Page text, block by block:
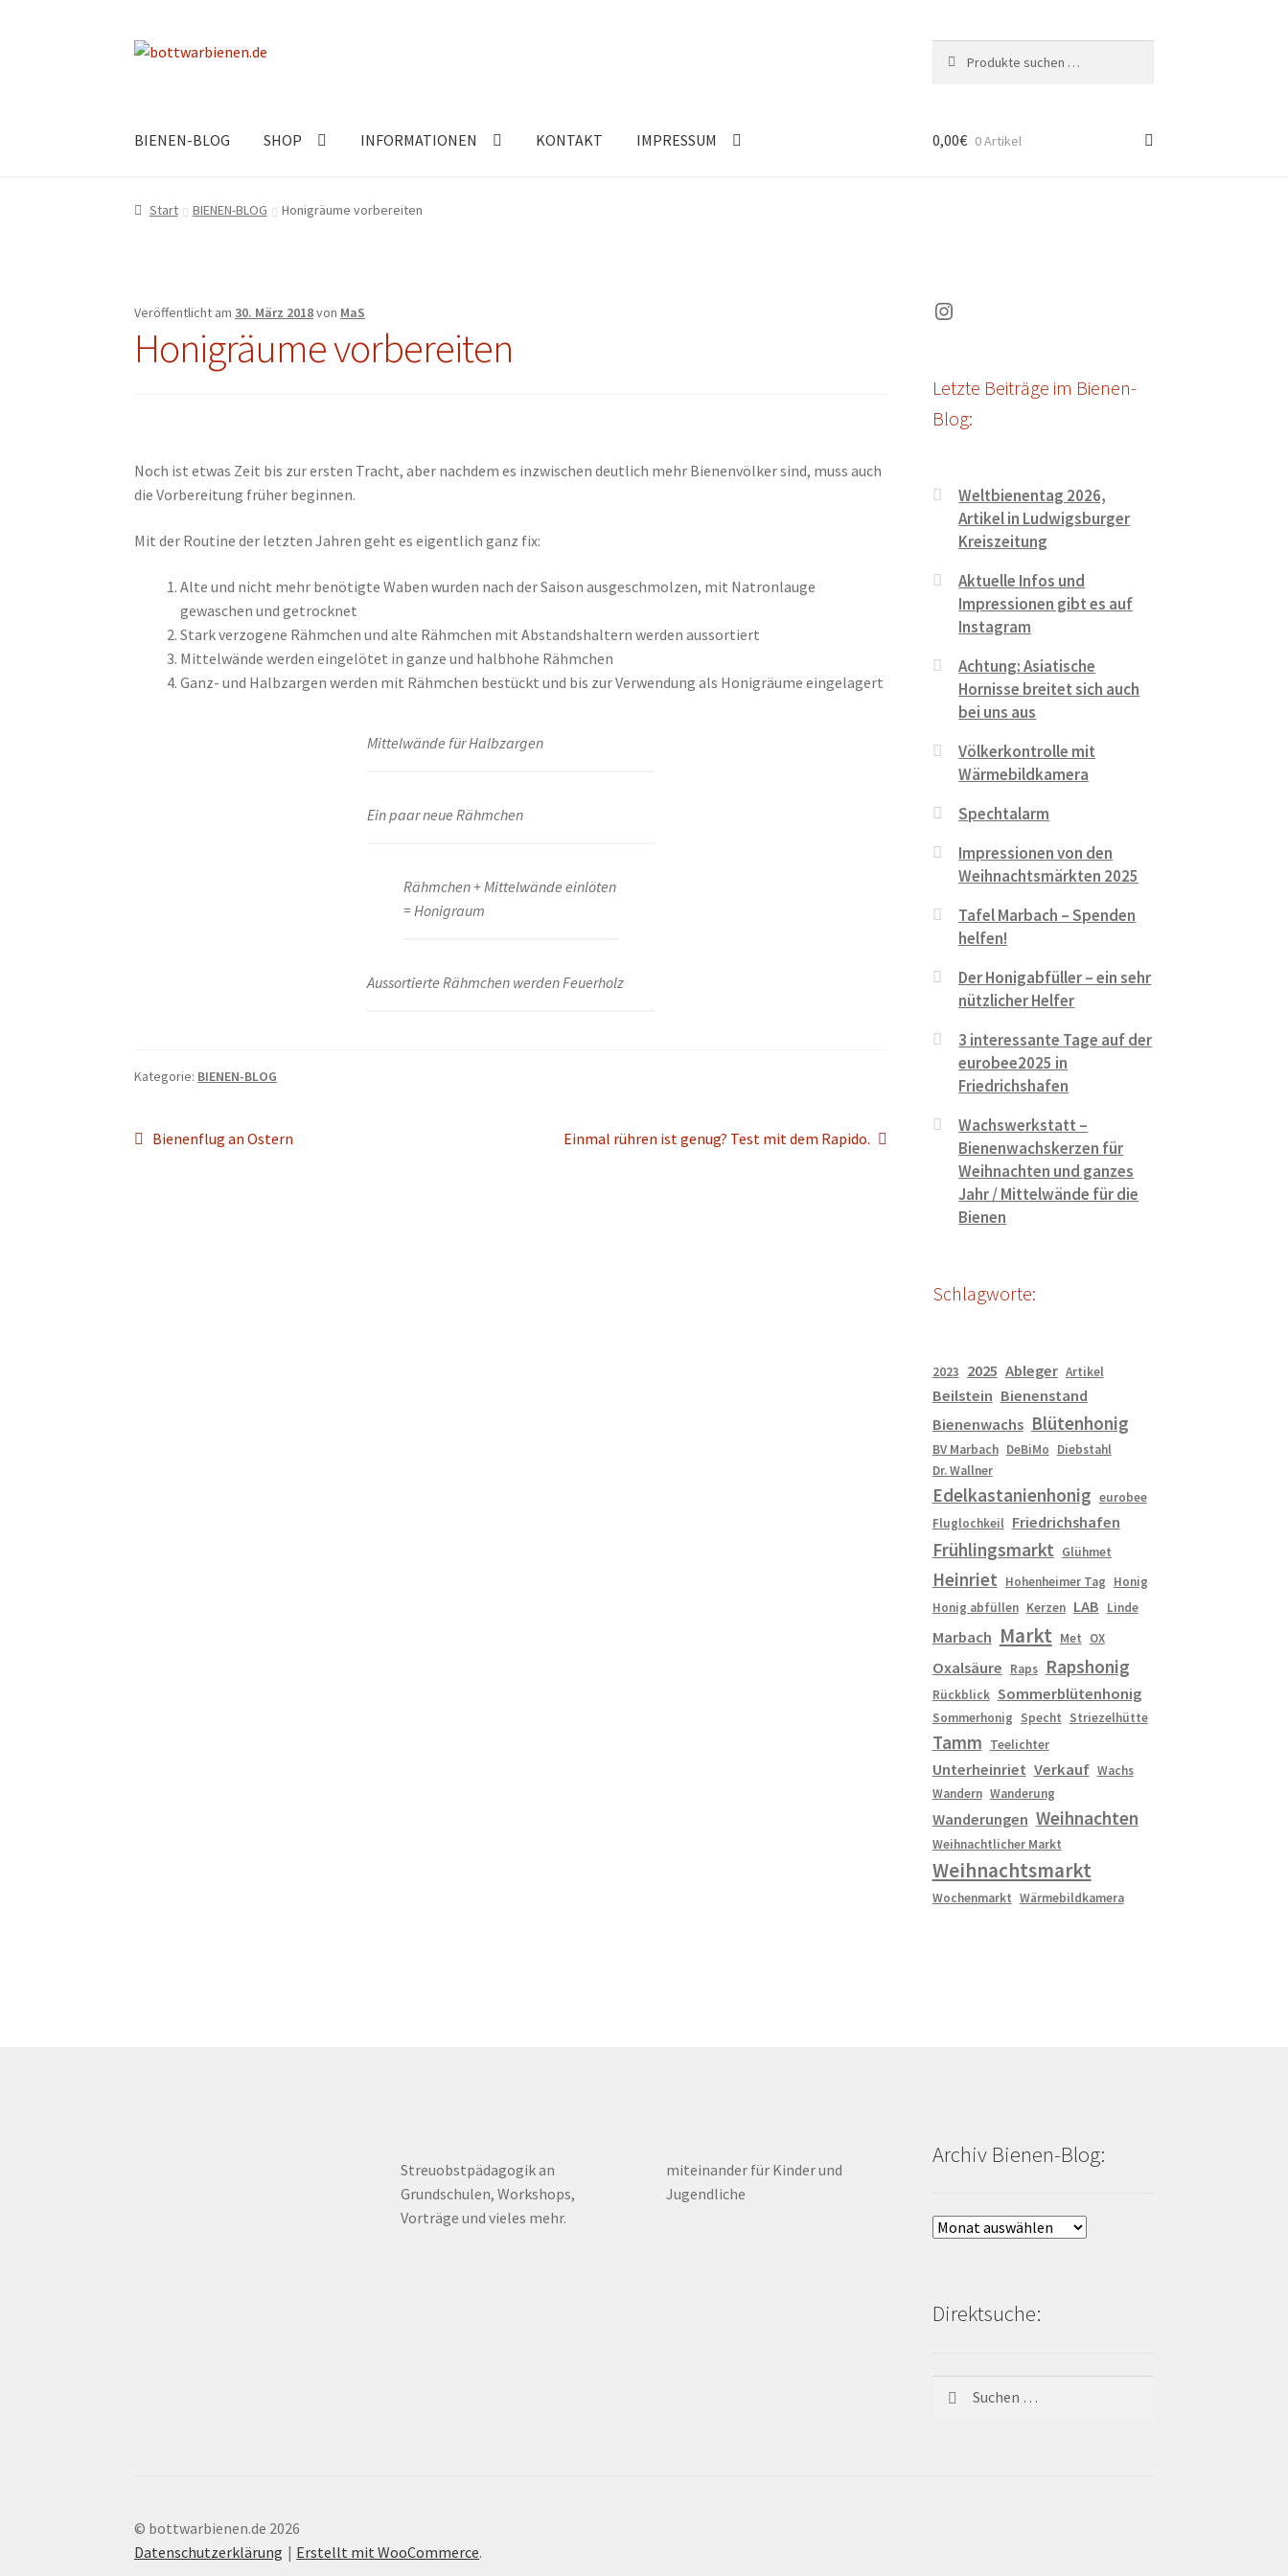
Zur
Zum
nach:
BIENEN-BLOG SHOP INFORMATIONEN KONTAKT IMPRESSUM 0,00€ 0 Artikel
Start BIENEN-BLOG Honigräume vorbereiten
Veröffentlicht am 30. März 2018von MaS
Honigräume vorbereiten
Noch ist etwas Zeit bis zur ersten Tracht, aber nachdem es inzwischen deutlich mehr Bienenvölker sind, muss auch
die Vorbereitung früher beginnen.
Mit der Routine der letzten Jahren geht es eigentlich ganz fix:
Alte und nicht mehr benötigte Waben wurden nach der Saison ausgeschmolzen, mit Natronlauge
gewaschen und getrocknet
Stark verzogene Rähmchen und alte Rähmchen mit Abstandshaltern werden aussortiert
Mittelwände werden eingelötet in ganze und halbhohe Rähmchen
Ganz- und Halbzargen werden mit Rähmchen bestückt und bis zur Verwendung als Honigräume eingelagert
Mittelwände für Halbzargen
Ein paar neue Rähmchen
Rähmchen + Mittelwände einlöten
= Honigraum
Aussortierte Rähmchen werden Feuerholz
Kategorie: BIENEN-BLOG
Beitragsnavigation
Vorheriger
Bienenflug an Ostern
Nächster
Einmal rühren ist genug? Test mit dem Rapido.
Instagram
Letzte Beiträge im Bienen-
Blog:
Weltbienentag 2026,
Artikel in Ludwigsburger
Kreiszeitung
Aktuelle Infos und
Impressionen gibt es auf
Instagram
Achtung: Asiatische
Hornisse breitet sich auch
bei uns aus
Völkerkontrolle mit
Wärmebildkamera
Spechtalarm
Impressionen von den
Weihnachtsmärkten 2025
Tafel Marbach – Spenden
helfen!
Der Honigabfüller – ein sehr
nützlicher Helfer
3 interessante Tage auf der
eurobee2025 in
Friedrichshafen
Wachswerkstatt –
Bienenwachskerzen für
Weihnachten und ganzes
Jahr / Mittelwände für die
Bienen
Schlagworte:
2023 2025 Ableger Artikel
Beilstein Bienenstand
Bienenwachs Blütenhonig
BV Marbach DeBiMo Diebstahl
Dr. Wallner
Edelkastanienhonig eurobee
Fluglochkeil Friedrichshafen
Frühlingsmarkt Glühmet
Heinriet Hohenheimer Tag Honig
Honig abfüllen Kerzen LAB Linde
Marbach Markt Met OX
Oxalsäure Raps Rapshonig
Rückblick Sommerblütenhonig
Sommerhonig Specht Striezelhütte
Tamm Teelichter
Unterheinriet Verkauf Wachs
Wandern Wanderung
Wanderungen Weihnachten
Weihnachtlicher Markt
Weihnachtsmarkt
Wochenmarkt Wärmebildkamera
Streuobstpädagogik an
Grundschulen, Workshops,
Vorträge und vieles mehr.
miteinander für Kinder und
Jugendliche
Archiv Bienen-Blog:
Archiv
Direktsuche:
nach:
© bottwarbienen.de 2026
Datenschutzerklärung
Erstellt mit WooCommerce.